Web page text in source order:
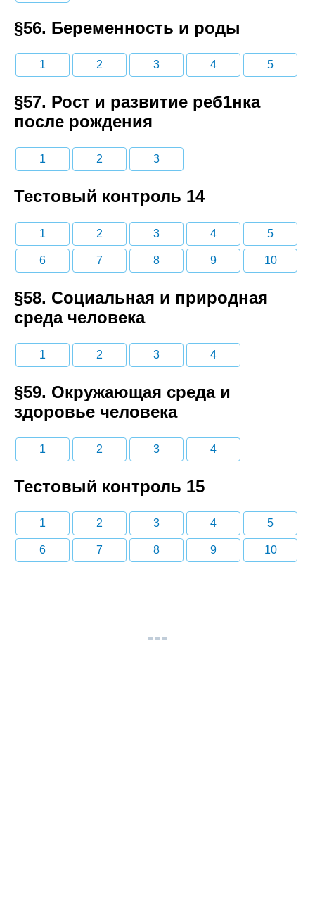
§56. Беременность и роды
1 2 3 4 5
§57. Рост и развитие реб1нка
после рождения
1 2 3
Тестовый контроль 14
1 2 3 4 5
6 7 8 9 10
§58. Социальная и природная
среда человека
1 2 3 4
§59. Окружающая среда и
здоровье человека
1 2 3 4
Тестовый контроль 15
1 2 3 4 5
6 7 8 9 10